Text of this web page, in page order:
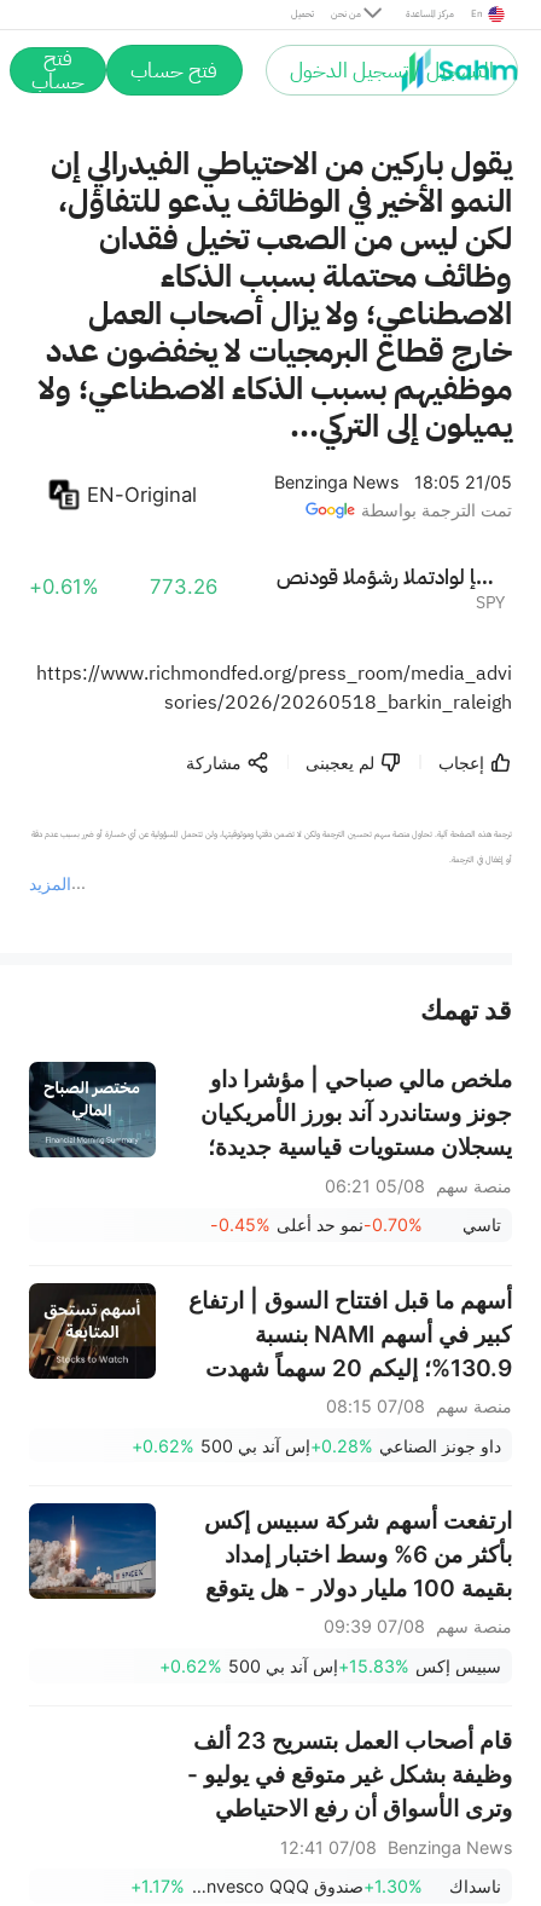
تحميل من نحن مركز المساعدة En
التسجيل / تسجيل الدخول فتح حساب فتح
حساب
يقول باركين من الاحتياطي الفيدرالي إن
النمو الأخير في الوظائف يدعو للتفاؤل،
لكن ليس من الصعب تخيل فقدان
وظائف محتملة بسبب الذكاء
الاصطناعي؛ ولا يزال أصحاب العمل
خارج قطاع البرمجيات لا يخفضون عدد
موظفيهم بسبب الذكاء الاصطناعي؛ ولا
يميلون إلى التركي...
Benzinga News
18:05 21/05
تمت الترجمة بواسطة
EN-Original
صندوق المؤشر المتداول إس آند بي 500 SPDR
SPY
773.26
+0.61%
https://www.richmondfed.org/press_room/media_advi
sories/2026/20260518_barkin_raleigh
إعجاب لم يعجبنى مشاركة
المزيد
ترجمة هذه الصفحة آلية. تحاول منصة سهم تحسين الترجمة ولكن لا تضمن دقتها وموثوقيتها، ولن تتحمل المسؤولية عن أي خسارة أو ضرر بسبب عدم دقة
أو إغفال في الترجمة.
عند الضرورة، يرجى استشارة مستشار استثمار محترف. لا تقدم منصة سهم أي مشورة استثمارية، ولا تقدم أي التزامات أو ضمانات.
قد تهمك
ملخص مالي صباحي | مؤشرا داو
جونز وستاندرد آند بورز الأمريكيان
يسجلان مستويات قياسية جديدة؛
بعد تجاوز توقعات الأرباح؛ شركة
الإيرادات بنسبة 13.6%
منصة سهم
05/08 06:21
تاسي
-0.70%نمو حد أعلى -0.45%
أسهم ما قبل افتتاح السوق | ارتفاع
كبير في أسهم NAMI بنسبة
130.9%؛ إليكم 20 سهماً شهدت
أغسطس)
منصة سهم
07/08 08:15
داو جونز الصناعي +0.28%إس آند بي 500 +0.62%
ارتفعت أسهم شركة سبيس إكس
بأكثر من 6% وسط اختبار إمداد
بقيمة 100 مليار دولار - هل يتوقع
المستثمرون الأذكياء وصول السهم
إلى أدنى مستوى له؟
منصة سهم
07/08 09:39
سبيس إكس +15.83%إس آند بي 500 +0.62%
قام أصحاب العمل بتسريح 23 ألف
وظيفة بشكل غير متوقع في يوليو -
وترى الأسواق أن رفع الاحتياطي
الفيدرالي لأسعار الفائدة في
سبتمبر أقل احتمالاً.
Benzinga News
07/08 12:41
ناسداك
+1.30% صندوق Invesco QQQ، السلسلة 1 +1.17%